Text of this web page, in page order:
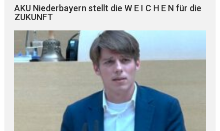
AKU Niederbayern stellt die W E I C H E N für die
ZUKUNFT